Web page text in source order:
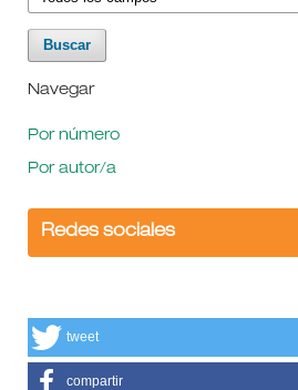
Navegar
Por número
Por autor/a
Redes sociales
tweet
compartir